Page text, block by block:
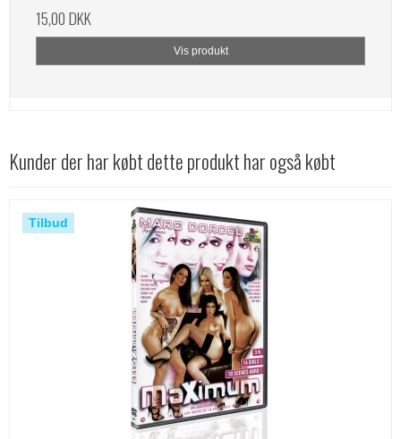
15,00 DKK
Vis produkt
Kunder der har købt dette produkt har også købt
Tilbud